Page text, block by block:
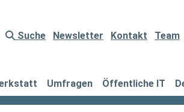
Suche Newsletter Kontakt Team
Umfragen Öffentliche IT